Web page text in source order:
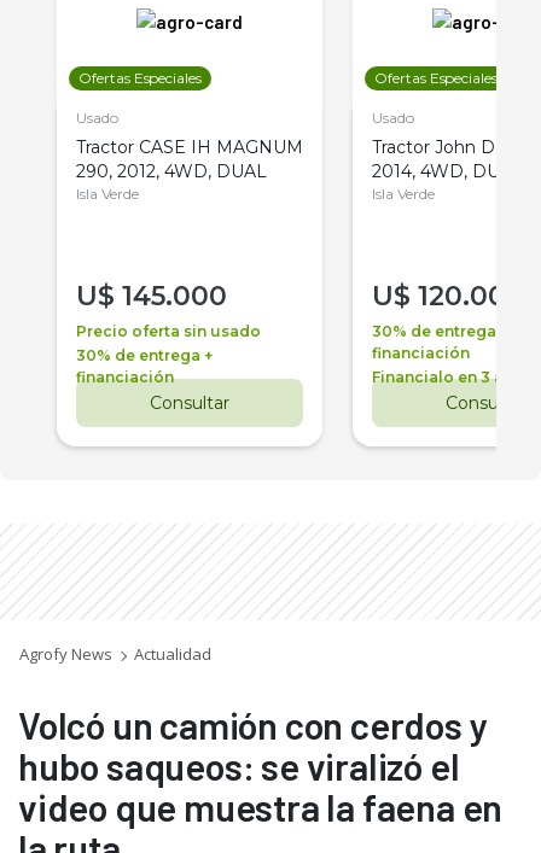
Ofertas Especiales
Usado
Tractor CASE IH MAGNUM
290, 2012, 4WD, DUAL
Isla Verde
U$ 145.000
Precio oferta sin usado
30% de entrega +
financiación
Consultar
Ofertas Especiales
Usado
Tractor John Deere
2014, 4WD, DUAL
Isla Verde
U$ 120.000
30% de entrega +
financiación
Financialo en 3 años
Consultar
Agrofy News Actualidad
Volcó un camión con cerdos y
hubo saqueos: se viralizó el
video que muestra la faena en